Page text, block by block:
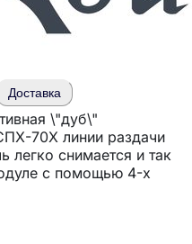
Доставка
\"дуб\"
70Х линии раздачи
легко снимается и так
с помощью 4-х